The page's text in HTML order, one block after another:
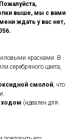
выше, мы с вами
ждать у вас нет,
красками. В
серебряного цвета,
смолой, что
(идеален для